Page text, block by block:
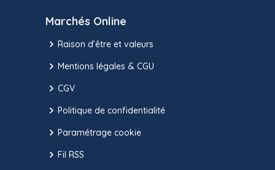
Marchés Online
Raison d’être et valeurs
Mentions légales & CGU
CGV
Politique de confidentialité
Paramétrage cookie
Fil RSS